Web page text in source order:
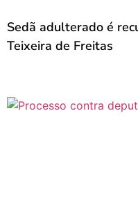
Sedã adulterado é
Teixeira de Freitas